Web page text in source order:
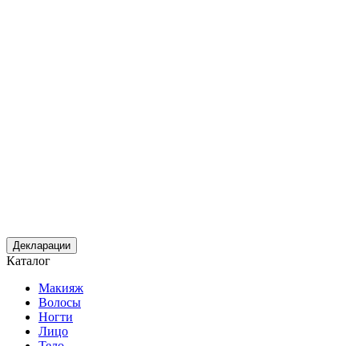
Декларации
Каталог
Макияж
Волосы
Ногти
Лицо